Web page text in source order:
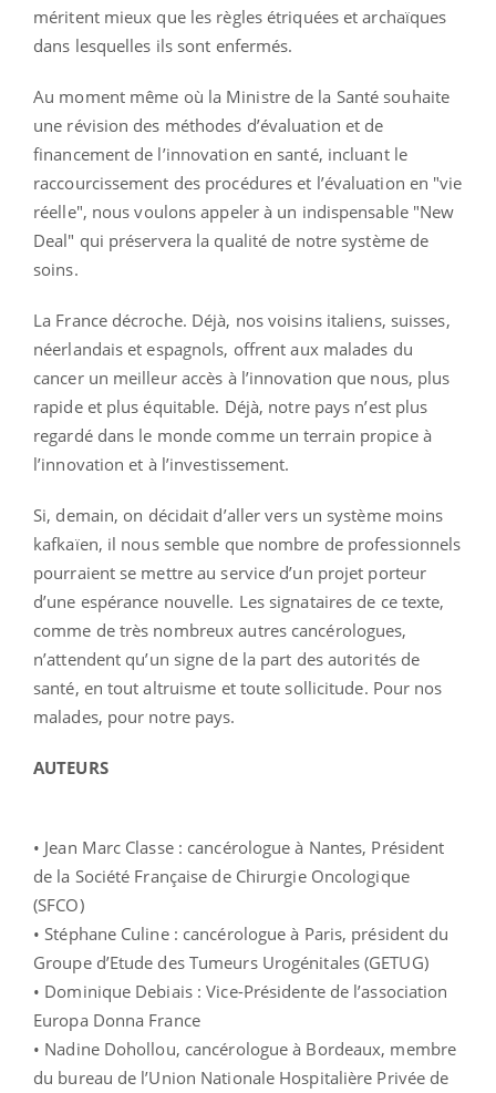
méritent mieux que les règles étriquées et archaïques
dans lesquelles ils sont enfermés.
Au moment même où la Ministre de la Santé souhaite
une révision des méthodes d’évaluation et de
financement de l’innovation en santé, incluant le
raccourcissement des procédures et l’évaluation en "vie
réelle", nous voulons appeler à un indispensable "New
Deal" qui préservera la qualité de notre système de
soins.
La France décroche. Déjà, nos voisins italiens, suisses,
néerlandais et espagnols, offrent aux malades du
cancer un meilleur accès à l’innovation que nous, plus
rapide et plus équitable. Déjà, notre pays n’est plus
regardé dans le monde comme un terrain propice à
l’innovation et à l’investissement.
Si, demain, on décidait d’aller vers un système moins
kafkaïen, il nous semble que nombre de professionnels
pourraient se mettre au service d’un projet porteur
d’une espérance nouvelle. Les signataires de ce texte,
comme de très nombreux autres cancérologues,
n’attendent qu’un signe de la part des autorités de
santé, en tout altruisme et toute sollicitude. Pour nos
malades, pour notre pays.
AUTEURS
• Jean Marc Classe : cancérologue à Nantes, Président
de la Société Française de Chirurgie Oncologique
(SFCO)
• Stéphane Culine : cancérologue à Paris, président du
Groupe d’Etude des Tumeurs Urogénitales (GETUG)
• Dominique Debiais : Vice-Présidente de l’association
Europa Donna France
• Nadine Dohollou, cancérologue à Bordeaux, membre
du bureau de l’Union Nationale Hospitalière Privée de